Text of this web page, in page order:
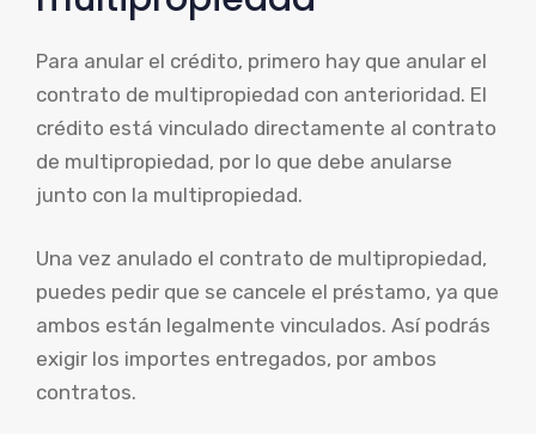
Para anular el crédito, primero hay que anular el
contrato de multipropiedad con anterioridad. El
crédito está vinculado directamente al contrato
de multipropiedad, por lo que debe anularse
junto con la multipropiedad.
Una vez anulado el contrato de multipropiedad,
puedes pedir que se cancele el préstamo, ya que
ambos están legalmente vinculados. Así podrás
exigir los importes entregados, por ambos
contratos.